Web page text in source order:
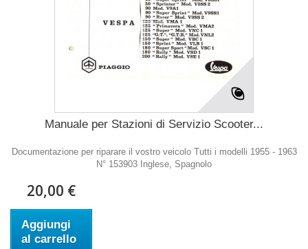
Manuale per Stazioni di Servizio Scooter...
Documentazione per riparare il vostro veicolo Tutti i modelli 1955 - 1963
N° 153903 Inglese, Spagnolo
20,00 €
Aggiungi
al carrello